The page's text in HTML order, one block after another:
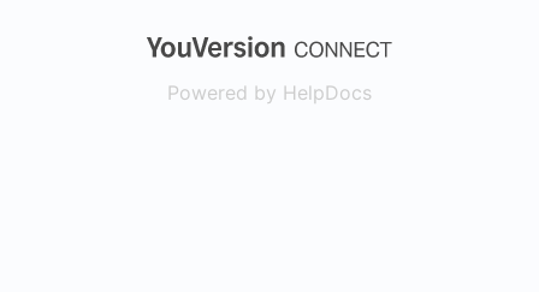
(opens in a
Powered by HelpDocs